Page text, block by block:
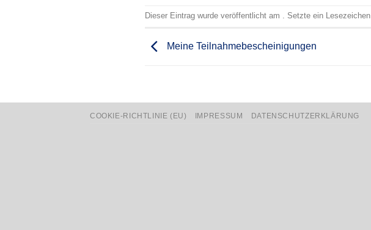
Dieser Eintrag wurde veröffentlicht am . Setzte ein Lesezeichen
Meine Teilnahmebescheinigungen
COOKIE-RICHTLINIE (EU) IMPRESSUM DATENSCHUTZERKLÄRUNG